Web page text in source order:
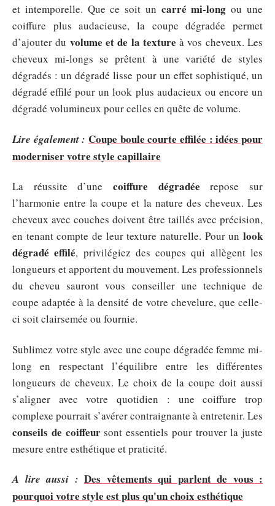
et intemporelle. Que ce soit un carré mi-long ou une
coiffure plus audacieuse, la coupe dégradée permet
d’ajouter du volume et de la texture à vos cheveux. Les
cheveux mi-longs se prêtent à une variété de styles
dégradés : un dégradé lisse pour un effet sophistiqué, un
dégradé effilé pour un look plus audacieux ou encore un
dégradé volumineux pour celles en quête de volume.
Lire également : Coupe boule courte effilée : idées pour
moderniser votre style capillaire
La réussite d’une coiffure dégradée repose sur
l’harmonie entre la coupe et la nature des cheveux. Les
cheveux avec couches doivent être taillés avec précision,
en tenant compte de leur texture naturelle. Pour un look
dégradé effilé, privilégiez des coupes qui allègent les
longueurs et apportent du mouvement. Les professionnels
du cheveu sauront vous conseiller une technique de
coupe adaptée à la densité de votre chevelure, que celle-
ci soit clairsemée ou fournie.
Sublimez votre style avec une coupe dégradée femme mi-
long en respectant l’équilibre entre les différentes
longueurs de cheveux. Le choix de la coupe doit aussi
s’aligner avec votre quotidien : une coiffure trop
complexe pourrait s’avérer contraignante à entretenir. Les
conseils de coiffeursont essentiels pour trouver la juste
mesure entre esthétique et praticité.
A lire aussi : Des vêtements qui parlent de vous :
pourquoi votre style est plus qu'un choix esthétique